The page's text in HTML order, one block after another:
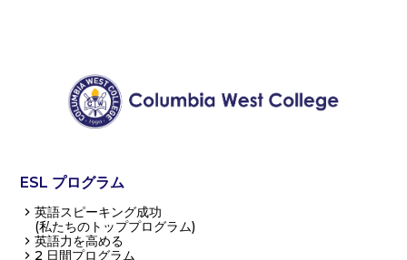
ESL プログラム
英語スピーキング成功
(私たちのトッププログラム)
英語力を高める
2 日間プログラム